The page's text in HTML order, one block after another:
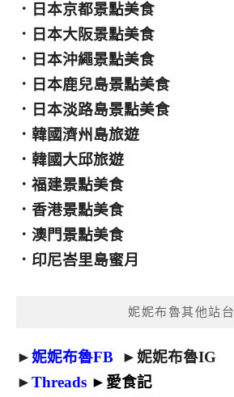
． 日本京都景點美食
． 日本大阪景點美食
． 日本沖繩景點美食
． 日本鹿兒島景點美食
． 日本淡路島景點美食
． 韓國濟州島旅遊
． 韓國大邱旅遊
． 福建景點美食
． 香港景點美食
． 澳門景點美食
． 印尼峇里島蜜月
妮妮布魯其他站台
►妮妮布魯FB ►妮妮布魯IG
►Threads ► 愛食記